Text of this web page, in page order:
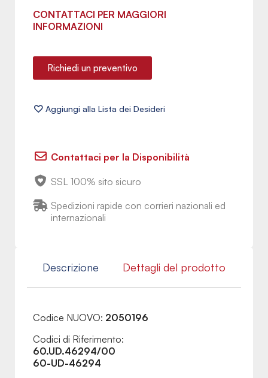
CONTATTACI PER MAGGIORI
INFORMAZIONI
Richiedi un preventivo
Contattaci per la Disponibilità
SSL 100% sito sicuro
Spedizioni rapide con corrieri nazionali ed
internazionali
Descrizione Dettagli del prodotto
Codice NUOVO: 2050196
Codici di Riferimento:
60.UD.46294/00
60-UD-46294